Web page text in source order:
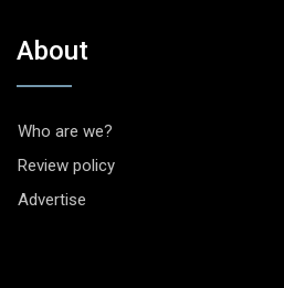
About
Who are we?
Review policy
Advertise